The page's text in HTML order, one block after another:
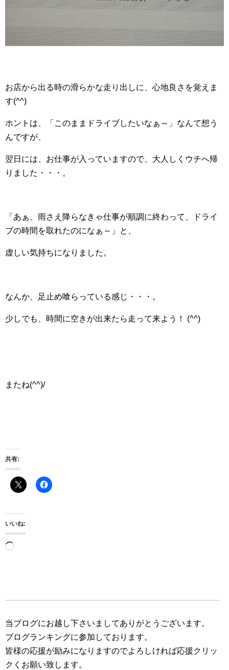
お店から出る時の滑らかな走り出しに、心地良さを覚えま
す(^^)
ホントは、「このままドライブしたいなぁ～」なんて想う
んですが、
翌日には、お仕事が入っていますので、大人しくウチへ帰
りました・・・。
「あぁ、雨さえ降らなきゃ仕事が順調に終わって、ドライ
ブの時間を取れたのになぁ～」と、
虚しい気持ちになりました。
なんか、足止め喰らっている感じ・・・。
少しでも、時間に空きが出来たら走って来よう！ (^^)
またね(^^)/
共有:
いいね:
読
中…
当ブログにお越し下さいましてありがとうございます。
ブログランキングに参加しております。
皆様の応援が励みになりますのでよろしければ応援クリッ
クくお願い致します。